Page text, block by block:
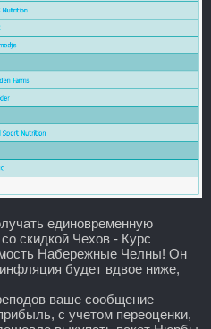
единовременную
скидкой Чехов - Курс
Набережные Челны! Он
будет вдвое ниже,
ваше сообщение
с учетом переоценки,